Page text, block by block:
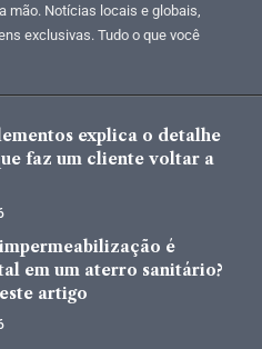
mão. Notícias locais e globais,
exclusivas. Tudo o que você
explica o detalhe
faz um cliente voltar a
é
em um aterro sanitário?
artigo